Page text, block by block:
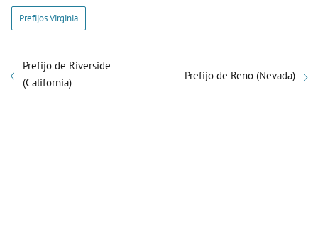
Prefijos Virginia
Prefijo de Riverside
(California)
Prefijo de Reno (Nevada)